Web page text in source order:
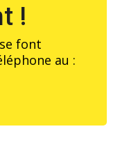
!
font
au :